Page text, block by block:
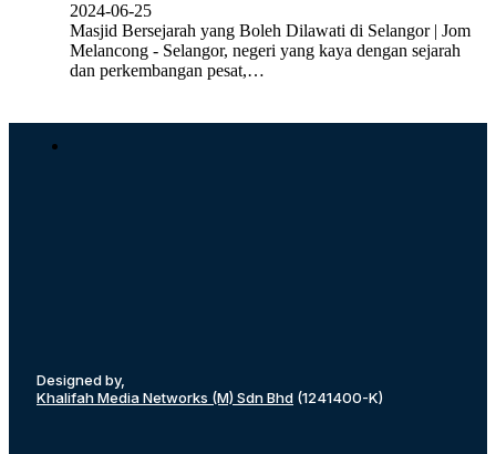
2024-06-25
Masjid Bersejarah yang Boleh Dilawati di Selangor | Jom
Melancong - Selangor, negeri yang kaya dengan sejarah
dan perkembangan pesat,…
Designed by,
Khalifah Media Networks (M) Sdn Bhd (1241400-K)